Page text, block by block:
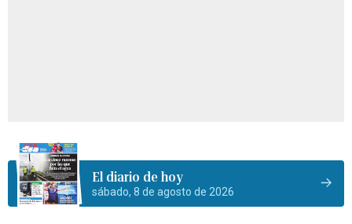
El diario de hoy
sábado, 8 de agosto de 2026